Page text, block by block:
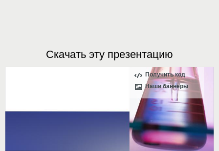
Скачать эту презентацию
Получить код
Наши баннеры